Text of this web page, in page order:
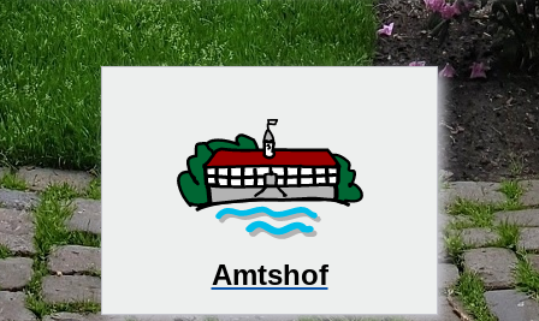
Amtshof